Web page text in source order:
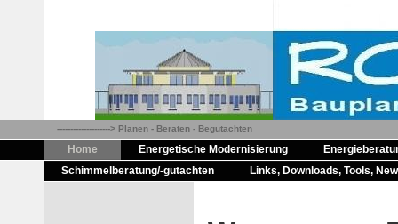
--------------------> Planen - Beraten - Begutachten
Home Energetische Modernisierung
Schimmelberatung/-gutachten
Links, Downloads, Tools,